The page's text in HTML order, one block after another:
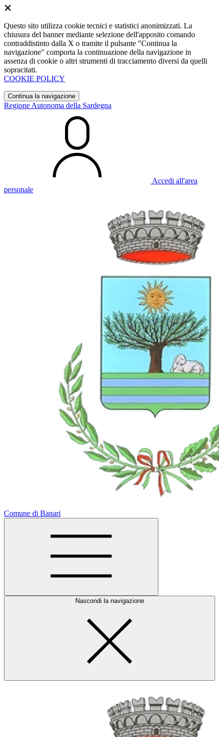
Questo sito utilizza cookie tecnici e statistici anonimizzati. La
chiusura del banner mediante selezione dell'apposito comando
contraddistinto dalla X o tramite il pulsante "Continua la
navigazione" comporta la continuazione della navigazione in
assenza di cookie o altri strumenti di tracciamento diversi da quelli
sopracitati.
COOKIE POLICY
Continua la navigazione
Regione Autonoma della Sardegna
Accedi all'area
personale
Comune di Banari
Nascondi la navigazione